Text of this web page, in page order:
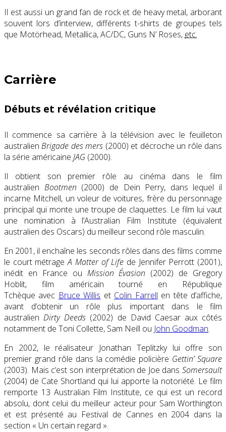
Il est aussi un grand fan de rock et de heavy metal, arborant
souvent lors d’interview, différents t-shirts de groupes tels
que Motörhead, Metallica, AC/DC, Guns N’ Roses, etc.
Carrière
Débuts et révélation critique
Il commence sa carrière à la télévision avec le feuilleton
australienBrigade des mers (2000) et décroche un rôle dans
la série américaine JAG (2000).
Il obtient son premier rôle au cinéma dans le film
australien Bootmen (2000) de Dein Perry, dans lequel il
incarne Mitchell, un voleur de voitures, frère du personnage
principal qui monte une troupe de claquettes. Le film lui vaut
une nomination à l’Australian Film Institute (équivalent
australien des Oscars) du meilleur second rôle masculin.
En 2001, il enchaîne les seconds rôles dans des films comme
le court métrageA Matter of Life de Jennifer Perrott (2001),
inédit en France ou Mission Évasion (2002) de Gregory
Hoblit, film américain tourné en République
Tchèque avec Bruce Willis et Colin Farrell en tête d’affiche,
avant d’obtenir un rôle plus important dans le film
australienDirty Deeds (2002) de David Caesar aux côtés
notamment de Toni Collette, Sam Neill ou John Goodman.
En 2002, le réalisateur Jonathan Teplitzky lui offre son
premier grand rôle dans la comédie policière Gettin’ Square
(2003). Mais c’est son interprétation de Joe dans Somersault
(2004) de Cate Shortland qui lui apporte la notoriété. Le film
remporte 13 Australian Film Institute, ce qui est un record
absolu, dont celui du meilleur acteur pour Sam Worthington
et est présenté au Festival de Cannes en 2004 dans la
section « Un certain regard ».